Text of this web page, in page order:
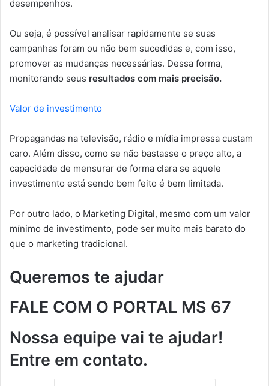
desempenhos.
Ou seja, é possível analisar rapidamente se suas
campanhas foram ou não bem sucedidas e, com isso,
promover as mudanças necessárias. Dessa forma,
monitorando seus resultados com mais precisão.
Valor de investimento
Propagandas na televisão, rádio e mídia impressa custam
caro. Além disso, como se não bastasse o preço alto, a
capacidade de mensurar de forma clara se aquele
investimento está sendo bem feito é bem limitada.
Por outro lado, o Marketing Digital, mesmo com um valor
mínimo de investimento, pode ser muito mais barato do
que o marketing tradicional.
Queremos te ajudar
FALE COM O PORTAL MS 67
Nossa equipe vai te ajudar!
Entre em contato.